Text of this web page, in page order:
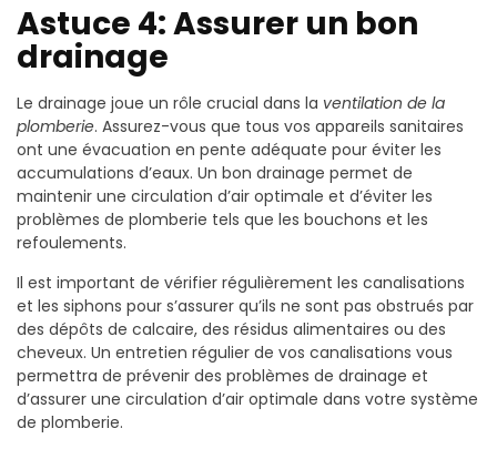
Astuce 4: Assurer un bon
drainage
Le drainage joue un rôle crucial dans la ventilation de la
plomberie. Assurez-vous que tous vos appareils sanitaires
ont une évacuation en pente adéquate pour éviter les
accumulations d’eaux. Un bon drainage permet de
maintenir une circulation d’air optimale et d’éviter les
problèmes de plomberie tels que les bouchons et les
refoulements.
Il est important de vérifier régulièrement les canalisations
et les siphons pour s’assurer qu’ils ne sont pas obstrués par
des dépôts de calcaire, des résidus alimentaires ou des
cheveux. Un entretien régulier de vos canalisations vous
permettra de prévenir des problèmes de drainage et
d’assurer une circulation d’air optimale dans votre système
de plomberie.